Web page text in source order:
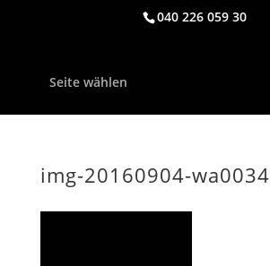
040 226 059 30
Seite wählen
img-20160904-wa0034